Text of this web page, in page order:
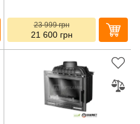
23 999грн
21 600 грн